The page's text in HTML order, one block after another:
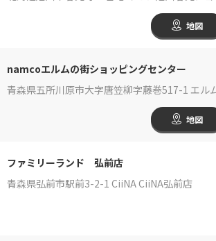
地図
namcoエルムの街ショッピングセンター
青森県五所川原市大字唐笠柳字藤巻517-1 エ
地図
ファミリーランド 弘前店
青森県弘前市駅前3-2-1 CiiNA CiiNA弘前店